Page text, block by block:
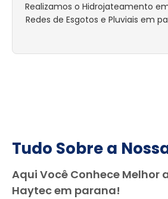
Realizamos o Hidrojateamento
Redes de Esgotos e Pluviais em
Tudo Sobre a
Aqui Você Conhece Melhor
Haytec em parana!